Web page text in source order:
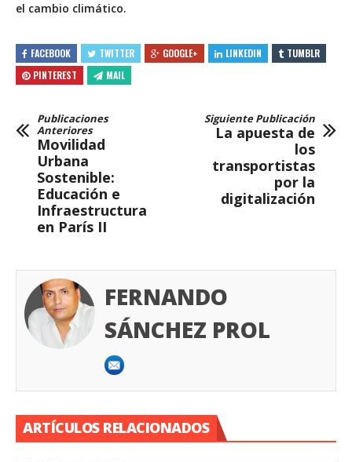
el cambio climático.
FACEBOOK TWITTER GOOGLE+ LINKEDIN
TUMBLR
PINTEREST
MAIL
Publicaciones
Anteriores
Movilidad
Urbana
Sostenible:
Educación e
Infraestructura
en París II
Siguiente Publicación
La apuesta de
los
transportistas
por la
digitalización
FERNANDO
SÁNCHEZ PROL
ARTÍCULOS RELACIONADOS